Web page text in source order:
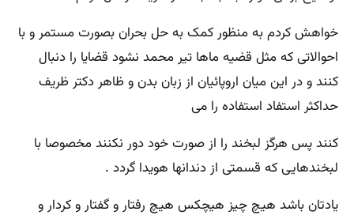
خواهش کردم به منظور کمک به حل بحران بصورت مستمر و با
احوالاتی که مثل قضیه ماها تیر محمد نشود قضایا را دنبال
کنند و در این میان اروپائیان از زبان بدن و ظاهر دکتر ظریف
حداکثر استفاد استفاده را می
کنند پس هرگز لبخند را از صورت خود دور نکنند مخصوصا با
لبخندهایی که قسمتی از دندانها هویدا گردد .
یادتان باشد هیچ چیز هیچکس هیچ رفتار و گفتار و کردار و